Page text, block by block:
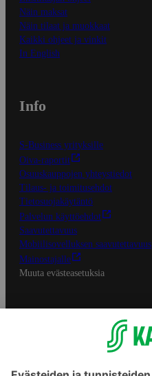
Näin maksat
Näin tilaat ja muokkaat
Kaikki ohjeet ja vinkit
In English
Info
S-Business yrityksille
Oiva-raportit
Osuuskauppojen yhteystiedot
Tilaus- ja toimitusehdot
Tietosuojakäytäntö
Palvelun käyttöehdot
Saavutettavuus
Mobiilisovelluksen saavutettavuus
Mainostajalle
Muuta evästeasetuksia
S-ryhmän palvelut